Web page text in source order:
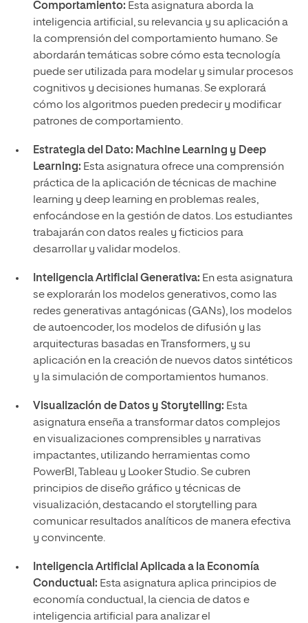
Comportamiento: Esta asignatura aborda la
inteligencia artificial, su relevancia y su aplicación a
la comprensión del comportamiento humano. Se
abordarán temáticas sobre cómo esta tecnología
puede ser utilizada para modelar y simular procesos
cognitivos y decisiones humanas. Se explorará
cómo los algoritmos pueden predecir y modificar
patrones de comportamiento.
Estrategia del Dato: Machine Learning y Deep
Learning: Esta asignatura ofrece una comprensión
práctica de la aplicación de técnicas de machine
learning y deep learning en problemas reales,
enfocándose en la gestión de datos. Los estudiantes
trabajarán con datos reales y ficticios para
desarrollar y validar modelos.
Inteligencia Artificial Generativa: En esta asignatura
se explorarán los modelos generativos, como las
redes generativas antagónicas (GANs), los modelos
de autoencoder, los modelos de difusión y las
arquitecturas basadas en Transformers, y su
aplicación en la creación de nuevos datos sintéticos
y la simulación de comportamientos humanos.
Visualización de Datos y Storytelling: Esta
asignatura enseña a transformar datos complejos
en visualizaciones comprensibles y narrativas
impactantes, utilizando herramientas como
PowerBI, Tableau y Looker Studio. Se cubren
principios de diseño gráfico y técnicas de
visualización, destacando el storytelling para
comunicar resultados analíticos de manera efectiva
y convincente.
Inteligencia Artificial Aplicada a la Economía
Conductual: Esta asignatura aplica principios de
economía conductual, la ciencia de datos e
inteligencia artificial para analizar el